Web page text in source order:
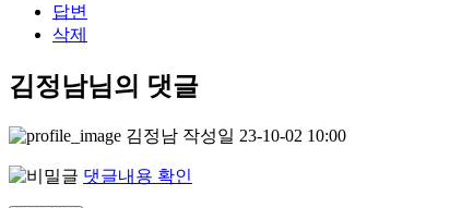
답변
삭제
김정남님의 댓글
김정남 작성일 23-10-02 10:00
댓글내용 확인